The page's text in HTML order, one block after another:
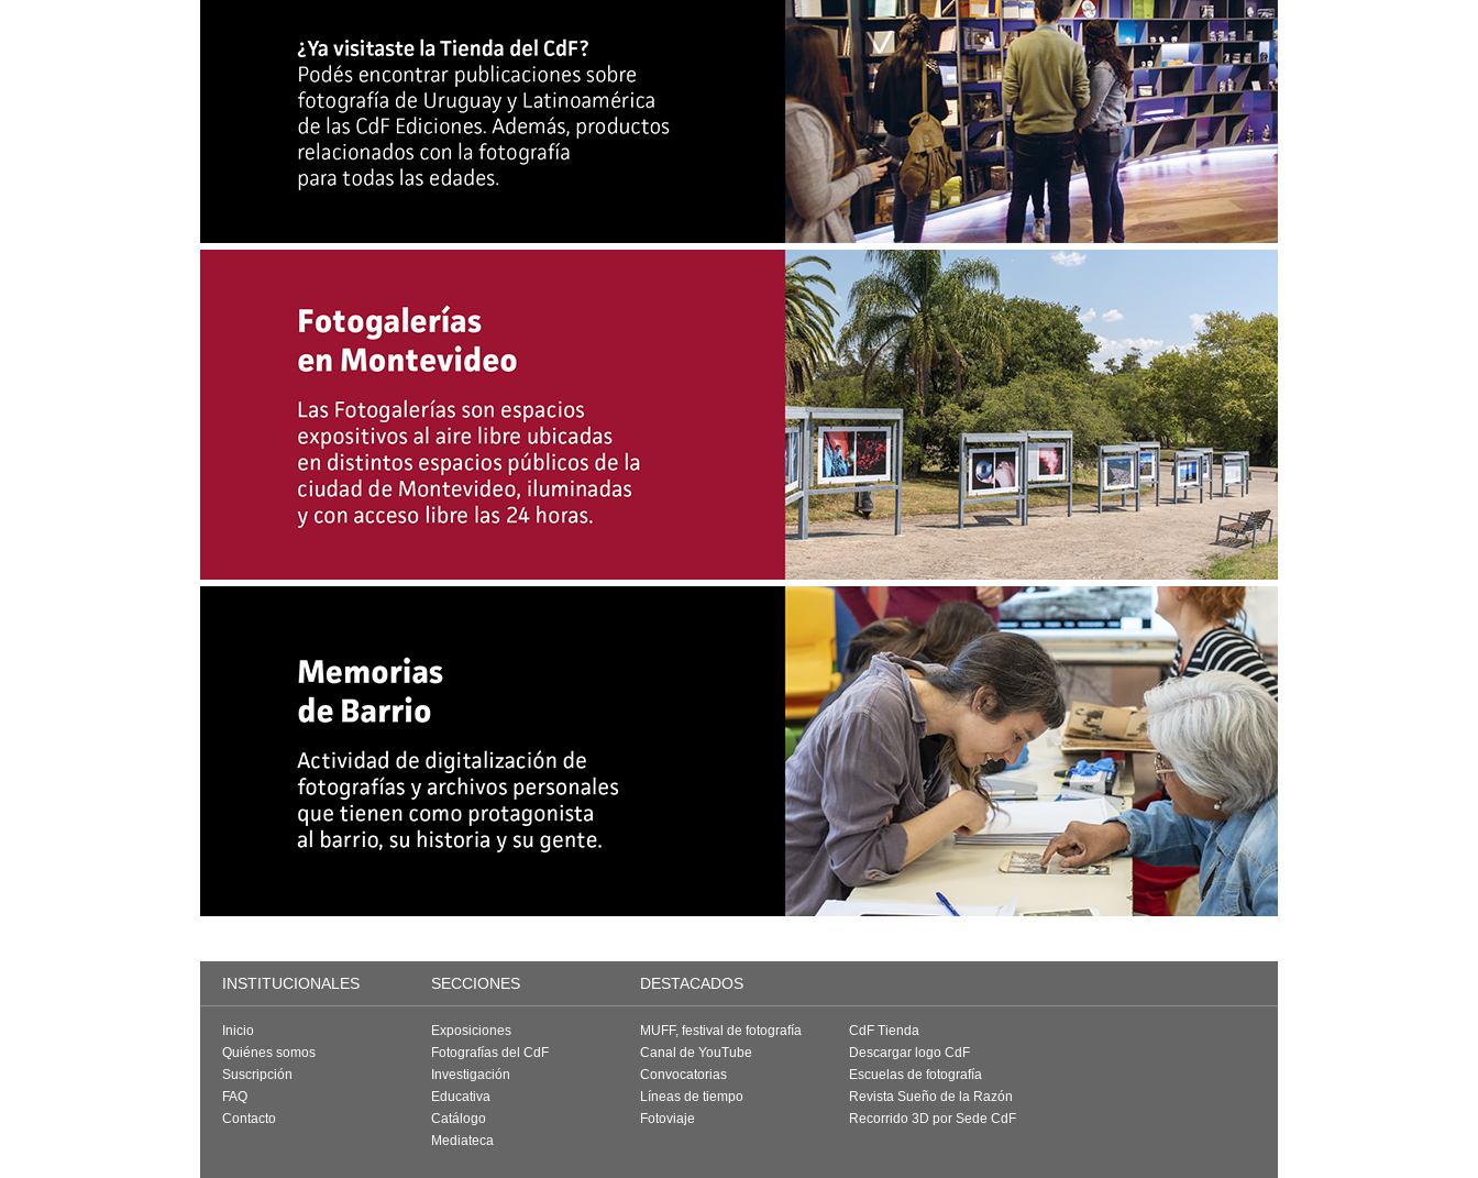
INSTITUCIONALES SECCIONES DESTACADOS
Inicio
Quiénes somos
Suscripción
FAQ
Contacto
Exposiciones
Fotografías del CdF
Investigación
Educativa
Catálogo
Mediateca
MUFF, festival de fotografía
Canal de YouTube
Convocatorias
Líneas de tiempo
Fotoviaje
CdF Tienda
Descargar logo CdF
Escuelas de fotografía
Revista Sueño de la Razón
Recorrido 3D por Sede CdF